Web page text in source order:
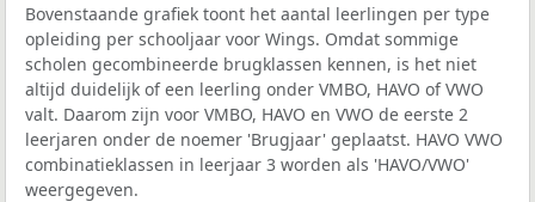
Bovenstaande grafiek toont het aantal leerlingen per type
opleiding per schooljaar voor Wings. Omdat sommige
scholen gecombineerde brugklassen kennen, is het niet
altijd duidelijk of een leerling onder VMBO, HAVO of VWO
valt. Daarom zijn voor VMBO, HAVO en VWO de eerste 2
leerjaren onder de noemer 'Brugjaar' geplaatst. HAVO VWO
combinatieklassen in leerjaar 3 worden als 'HAVO/VWO'
weergegeven.